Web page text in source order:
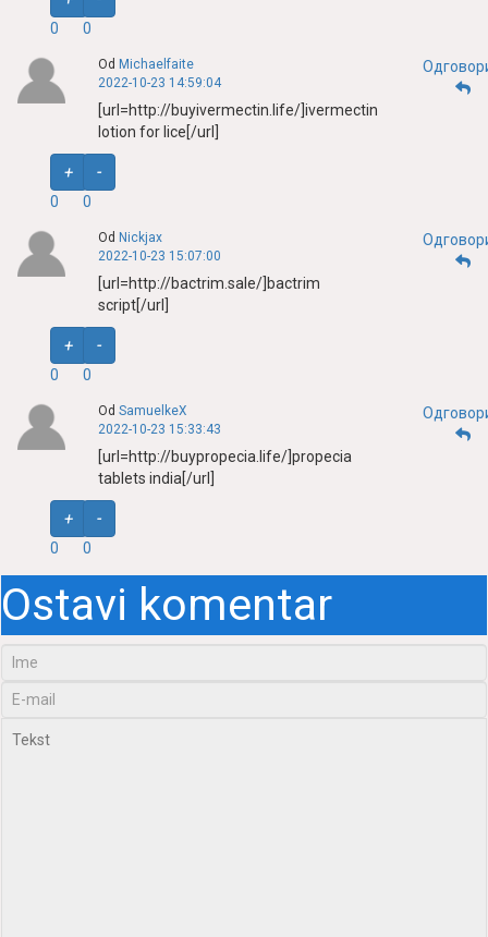
0
0
Od Michaelfaite
2022-10-23 14:59:04
[url=http://buyivermectin.life/]ivermectin
lotion for lice[/url]
+
0
-
0
Od Nickjax
2022-10-23 15:07:00
[url=http://bactrim.sale/]bactrim
script[/url]
+
0
-
0
OdSamuelkeX
2022-10-23 15:33:43
[url=http://buypropecia.life/]propecia
tablets india[/url]
+
0
-
0
Ostavi komentar